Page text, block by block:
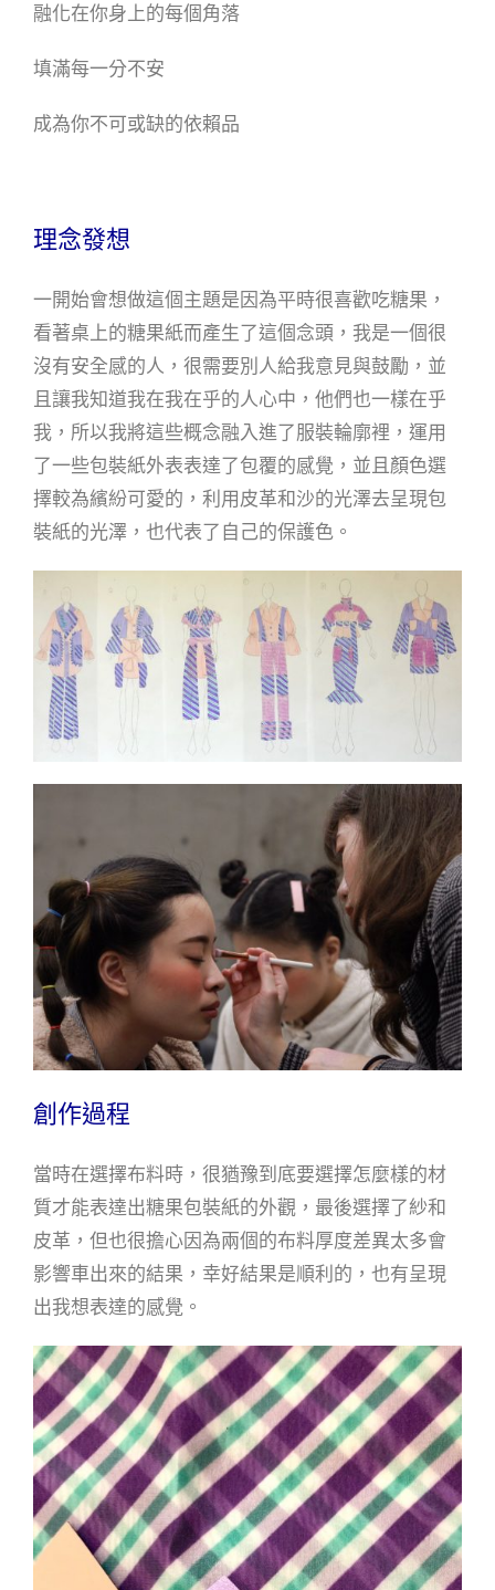
融化在你身上的每個角落
填滿每一分不安
成為你不可或缺的依賴品
理念發想
一開始會想做這個主題是因為平時很喜歡吃糖果，
看著桌上的糖果紙而產生了這個念頭，我是一個很
沒有安全感的人，很需要別人給我意見與鼓勵，並
且讓我知道我在我在乎的人心中，他們也一樣在乎
我，所以我將這些概念融入進了服裝輪廓裡，運用
了一些包裝紙外表表達了包覆的感覺，並且顏色選
擇較為繽紛可愛的，利用皮革和沙的光澤去呈現包
裝紙的光澤，也代表了自己的保護色。
創作過程
當時在選擇布料時，很猶豫到底要選擇怎麼樣的材
質才能表達出糖果包裝紙的外觀，最後選擇了紗和
皮革，但也很擔心因為兩個的布料厚度差異太多會
影響車出來的結果，幸好結果是順利的，也有呈現
出我想表達的感覺。